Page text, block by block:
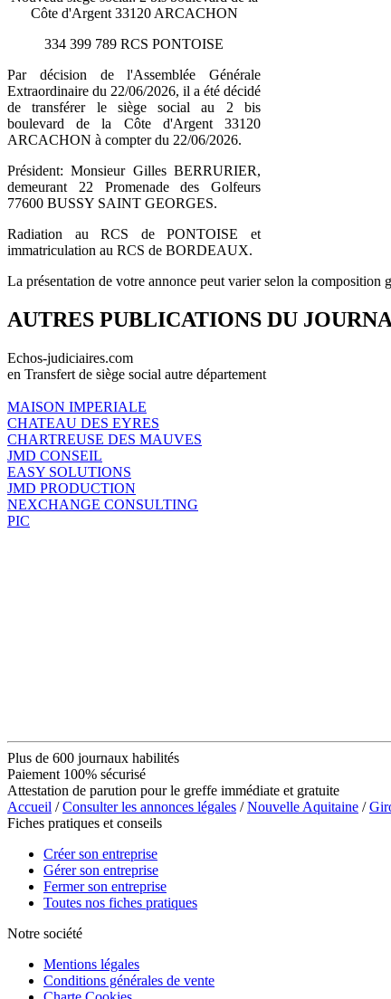
Côte d'Argent 33120 ARCACHON
334 399 789 RCS PONTOISE
Par décision de l'Assemblée Générale
Extraordinaire du 22/06/2026, il a été décidé
de transférer le siège social au 2 bis
boulevard de la Côte d'Argent 33120
ARCACHON à compter du 22/06/2026.
Président: Monsieur Gilles BERRURIER,
demeurant 22 Promenade des Golfeurs
77600 BUSSY SAINT GEORGES.
Radiation au RCS de PONTOISE et
immatriculation au RCS de BORDEAUX.
La présentation de votre annonce peut varier selon la composition
AUTRES PUBLICATIONS DU
Echos-judiciaires.com
en Transfert de siège social autre département
MAISON IMPERIALE
CHATEAU DES EYRES
CHARTREUSE DES MAUVES
JMD CONSEIL
EASY SOLUTIONS
JMD PRODUCTION
NEXCHANGE CONSULTING
PIC
Plus de 600 journaux habilités
Paiement 100% sécurisé
Attestation de parution pour le greffe immédiate et gratuite
Accueil /Consulter les annonces légales /Nouvelle Aquitaine /
Fiches pratiques et conseils
Créer son entreprise
Gérer son entreprise
Fermer son entreprise
Toutes nos fiches pratiques
Notre société
Mentions légales
Conditions générales de vente